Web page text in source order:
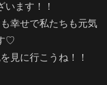
います！！
幸せで私たちも元気
♡
見に行こうね！！